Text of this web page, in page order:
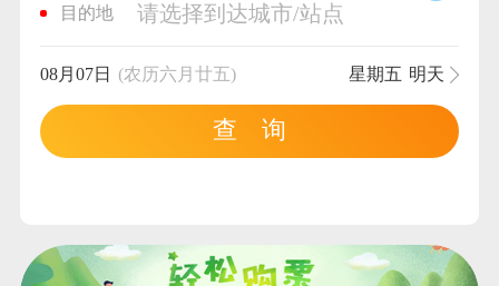
目的地 请选择到达城市/站点
08月07日 (农历六月廿五) 星期五 明天
查 询